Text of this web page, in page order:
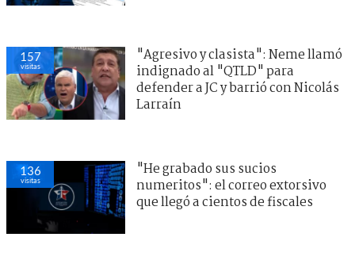
157
visitas
"Agresivo y clasista": Neme llamó
indignado al "QTLD" para
defender a JC y barrió con Nicolás
Larraín
136
visitas
"He grabado sus sucios
numeritos": el correo extorsivo
que llegó a cientos de fiscales